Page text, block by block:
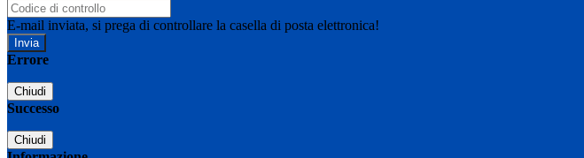
E-mail inviata, si prega di controllare la casella di posta elettronica!
Errore
Chiudi
Successo
Chiudi